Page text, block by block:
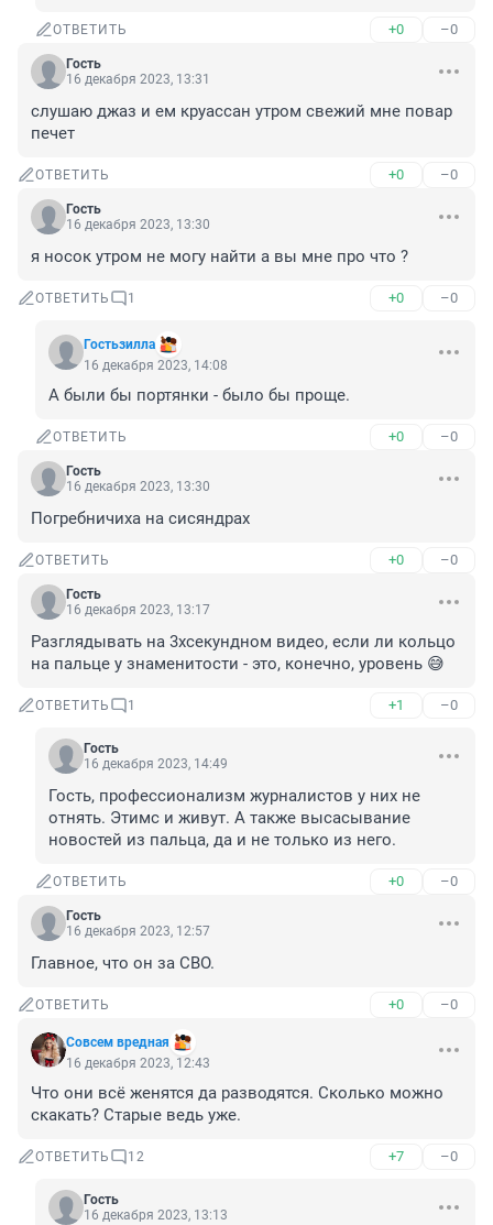
ОТВЕТИТЬ +0 –0
Гость
16 декабря 2023, 13:31
слушаю джаз и ем круассан утром свежий мне повар
печет
ОТВЕТИТЬ +0 –0
Гость
16 декабря 2023, 13:30
я носок утром не могу найти а вы мне про что ?
ОТВЕТИТЬ 1 +0 –0
Гостьзилла
16 декабря 2023, 14:08
А были бы портянки - было бы проще.
ОТВЕТИТЬ +0 –0
Гость
16 декабря 2023, 13:30
Погребничиха на сисяндрах
ОТВЕТИТЬ +0 –0
Гость
16 декабря 2023, 13:17
Разглядывать на 3хсекундном видео, если ли кольцо
на пальце у знаменитости - это, конечно, уровень 😅
ОТВЕТИТЬ 1 +1 –0
Гость
16 декабря 2023, 14:49
Гость, профессионализм журналистов у них не
отнять. Этимс и живут. А также высасывание
новостей из пальца, да и не только из него.
ОТВЕТИТЬ +0 –0
Гость
16 декабря 2023, 12:57
Главное, что он за СВО.
ОТВЕТИТЬ +0 –0
Совсем вредная
16 декабря 2023, 12:43
Что они всё женятся да разводятся. Сколько можно
скакать? Старые ведь уже.
ОТВЕТИТЬ 12 +7 –0
Гость
16 декабря 2023, 13:13